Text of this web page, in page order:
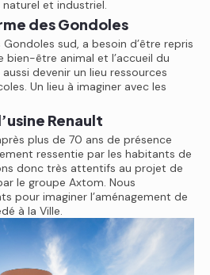
et industriel.
des Gondoles
sud, a besoin d’être repris
bien-être animal et l’accueil du
devenir un lieu ressources
Un lieu à imaginer avec les
Renault
plus de 70 ans de présence
ressentie par les habitants de
donc très attentifs au projet de
le groupe Axtom. Nous
pour imaginer l’aménagement de
à la Ville.